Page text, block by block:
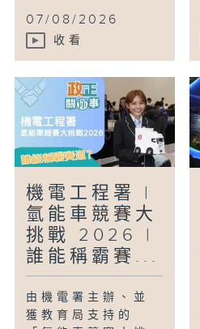
07/08/2026
收看
機電工程署 |
氫能車競賽大
挑戰 2026 |
誰能稱霸賽...
由機電署主辦、並
獲教育局支持的